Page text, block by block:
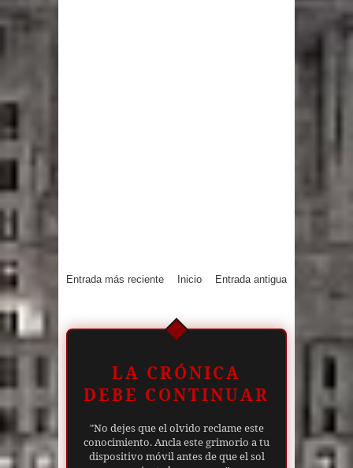
Entrada más reciente Entrada antigua
Inicio
LA CRÓNICA
DEBE CONTINUAR
"No dejes que el olvido reclame este
conocimiento. Ancla este grimorio a tu
dispositivo móvil antes de que el sol